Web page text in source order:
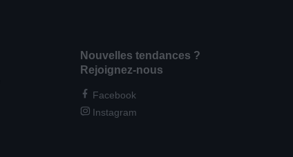
Nouvelles tendances ?
Rejoignez-nous
Facebook
Instagram